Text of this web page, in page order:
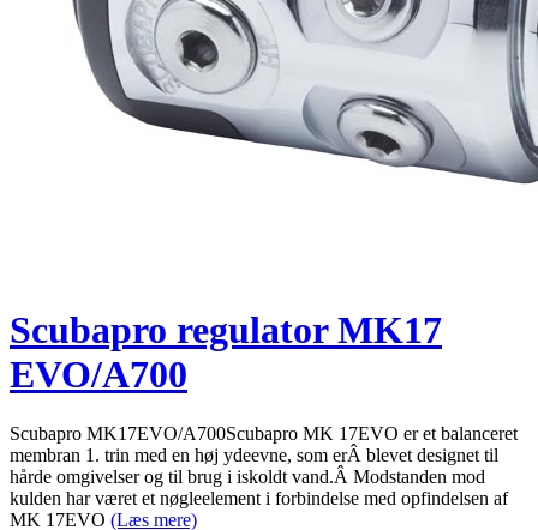
Scubapro regulator MK17
EVO/A700
Scubapro MK17EVO/A700Scubapro MK 17EVO er et balanceret
membran 1. trin med en høj ydeevne, som erÂ blevet designet til
hårde omgivelser og til brug i iskoldt vand.Â Modstanden mod
kulden har været et nøgleelement i forbindelse med opfindelsen af
MK 17EVO (Læs mere)